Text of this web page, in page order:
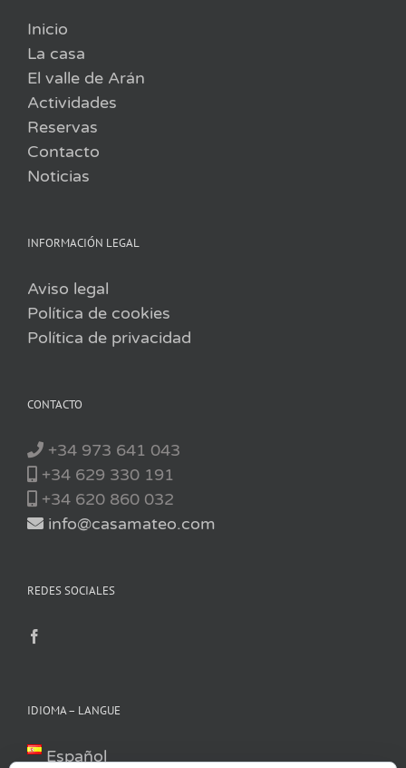
Inicio
La casa
El valle de Arán
Actividades
Reservas
Contacto
Noticias
INFORMACIÓN LEGAL
Aviso legal
Política de cookies
Política de privacidad
CONTACTO
+34 973 641 043
+34 629 330 191
+34 620 860 032
info@casamateo.com
REDES SOCIALES
IDIOMA – LANGUE
Español